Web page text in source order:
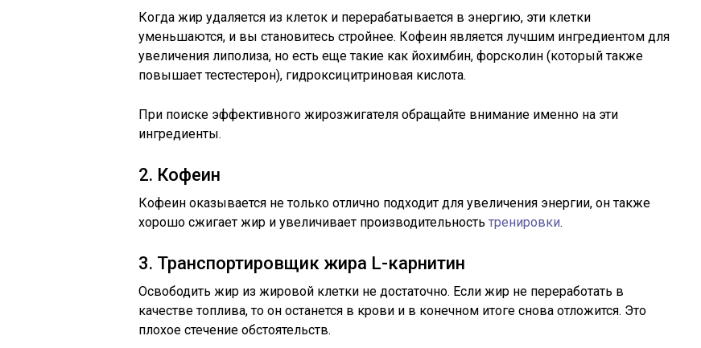
Когда жир удаляется из клеток и перерабатывается в энергию, эти клетки
уменьшаются, и вы становитесь стройнее. Кофеин является лучшим ингредиентом для
увеличения липолиза, но есть еще такие как йохимбин, форсколин (который также
повышает тестестерон), гидроксицитриновая кислота.
При поиске эффективного жирозжигателя обращайте внимание именно на эти
ингредиенты.
2. Кофеин
Кофеин оказывается не только отлично подходит для увеличения энергии, он также
хорошо сжигает жир и увеличивает производительность тренировки.
3. Транспортировщик жира L-карнитин
Освободить жир из жировой клетки не достаточно. Если жир не переработать в
качестве топлива, то он останется в крови и в конечном итоге снова отложится. Это
плохое стечение обстоятельств.